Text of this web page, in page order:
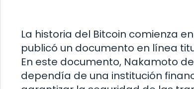
La historia del Bitcoin comienza
publicó un documento en línea
En este documento, Nakamoto
dependía de una institución